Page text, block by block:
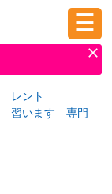
☰
レント
習います
専門